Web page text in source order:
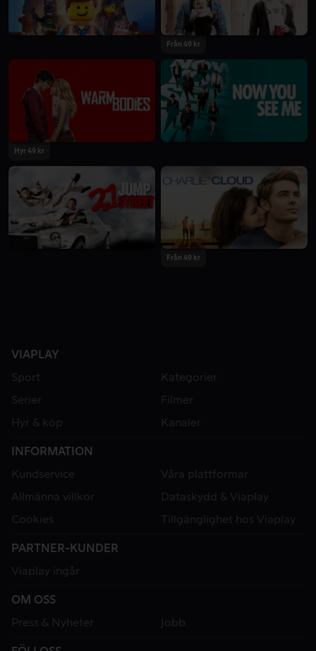
Från 49 kr
Hyr 49 kr
Från 49 kr
VIAPLAY
Sport
Kategorier
Serier
Filmer
Hyr & köp
Kanaler
INFORMATION
Kundservice
Våra plattformar
Allmänna villkor
Dataskydd & Viaplay
Cookies
Tillgänglighet hos Viaplay
PARTNER-KUNDER
Viaplay ingår
OM OSS
Press & Nyheter
Jobb